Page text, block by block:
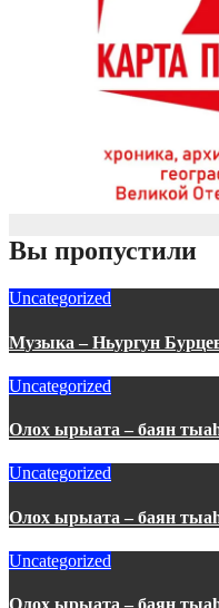
Вы пропустили
Uncategorized
Музыка – Ньургун
Uncategorized
Олох ырыата – баян
Uncategorized
Олох ырыата – баян
Uncategorized